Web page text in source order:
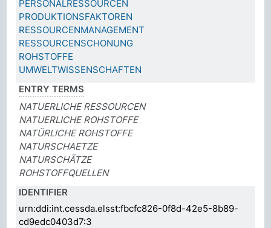
PERSONALRESSOURCEN
PRODUKTIONSFAKTOREN
RESSOURCENMANAGEMENT
RESSOURCENSCHONUNG
ROHSTOFFE
UMWELTWISSENSCHAFTEN
ENTRY TERMS
NATUERLICHE RESSOURCEN
NATUERLICHE ROHSTOFFE
NATÜRLICHE ROHSTOFFE
NATURSCHAETZE
NATURSCHÄTZE
ROHSTOFFQUELLEN
IDENTIFIER
urn:ddi:int.cessda.elsst:fbcfc826-0f8d-42e5-8b89-
cd9edc0403d7:3